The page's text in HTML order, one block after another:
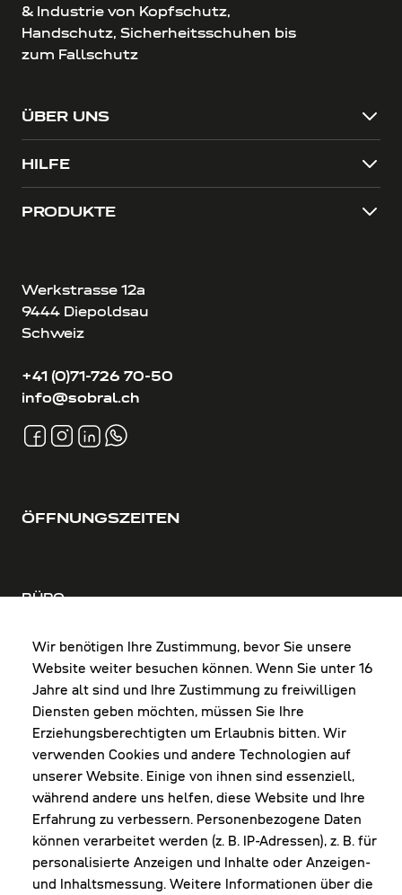
Wir benötigen Ihre Zustimmung, bevor Sie unsere
Website weiter besuchen können. Wenn Sie unter 16
Jahre alt sind und Ihre Zustimmung zu freiwilligen
Diensten geben möchten, müssen Sie Ihre
Erziehungsberechtigten um Erlaubnis bitten. Wir
verwenden Cookies und andere Technologien auf
unserer Website. Einige von ihnen sind essenziell,
während andere uns helfen, diese Website und Ihre
Erfahrung zu verbessern. Personenbezogene Daten
können verarbeitet werden (z. B. IP-Adressen), z. B. für
personalisierte Anzeigen und Inhalte oder Anzeigen-
und Inhaltsmessung. Weitere Informationen über die
& Industrie von Kopfschutz,
Handschutz, Sicherheitsschuhen bis
zum Fallschutz
ÜBER UNS
HILFE
PRODUKTE
Werkstrasse 12a
9444 Diepoldsau
Schweiz
+41 (0)71-726 70-50
info@sobral.ch
ÖFFNUNGSZEITEN
BÜRO
FR: 8:00-12:00 & 13:00-16:00 Uhr
Shop Diepoldsau
MO-Do: 8:00-12:00 & 13:00-17:30 Uhr
Fr: 8:00-16:00 Uhr
1. Samstag im Monat: 9:00-16:00 Uhr
NEWSLETTER